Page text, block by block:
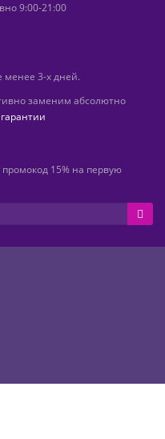
9:00-21:00
менее 3-х дней.
заменим абсолютно
15% на первую